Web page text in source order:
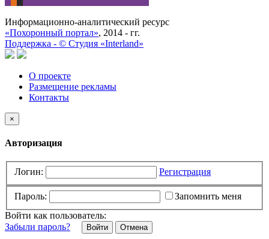
Информационно-аналитический ресурс
«Похоронный портал», 2014 - гг.
Поддержка - © Cтудия «Interland»
О проекте
Размещение рекламы
Контакты
×
Авторизация
Логин: Регистрация
Пароль:
Запомнить меня
Войти как пользователь:
Забыли пароль?
Отмена